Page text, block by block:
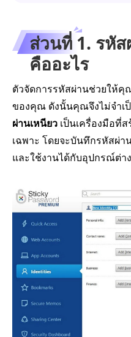
ส่วนที่ 1. รหั
คืออะไร
ตัวจัดการรหัสผ่านช่วยให้คุ
ของคุณ ดังนั้นคุณจึงไม่จำเ
ผ่านเหนียว เป็นเครื่องมือที่
เฉพาะ โดยจะบันทึกรหัส
และใช้งานได้กับอุปกรณ์ต่า